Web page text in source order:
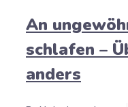
An
schlafen –
anders